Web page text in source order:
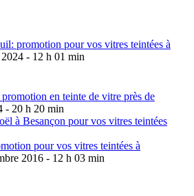
promotion pour vos vitres teintées à
- 12 h 01 min
en teinte de vitre près de
- 20 h 20 min
pour vos vitres teintées à
2016 - 12 h 03 min